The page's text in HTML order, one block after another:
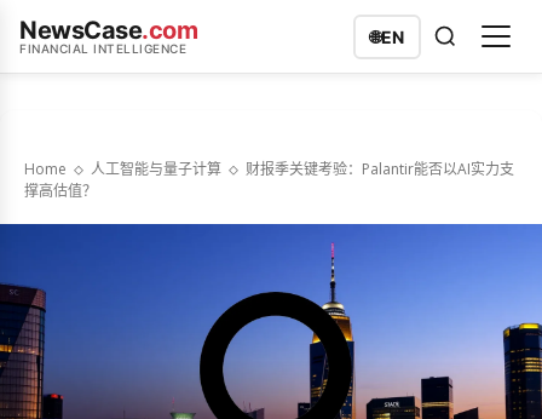
NewsCase.com
FINANCIAL INTELLIGENCE
🌐EN
Home 人工智能与量子计算
财报季关键考验：Palantir能否以AI实力支
撑高估值？